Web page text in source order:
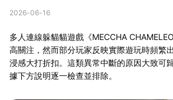
2026-06-16
多人連線躲貓貓遊戲《MECCHA
高關注，然而部分玩家反映實際遊玩時頻繁
浸感大打折扣。這類異常中斷的原因大致可
據下方說明逐一檢查並排除。